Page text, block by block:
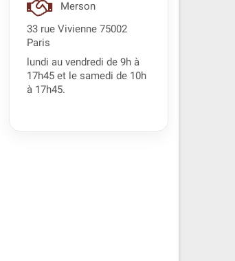
Merson
33 rue Vivienne 75002
Paris
lundi au vendredi de 9h à
17h45 et le samedi de 10h
à 17h45.